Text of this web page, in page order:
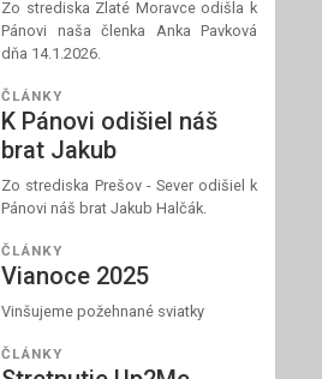
Zo strediska Zlaté Moravce odišla k
Pánovi naša členka Anka Pavková
dňa 14.1.2026.
ČLÁNKY
K Pánovi odišiel náš
brat Jakub
Zo strediska Prešov - Sever odišiel k
Pánovi náš brat Jakub Halčák.
ČLÁNKY
Vianoce 2025
Vinšujeme požehnané sviatky
ČLÁNKY